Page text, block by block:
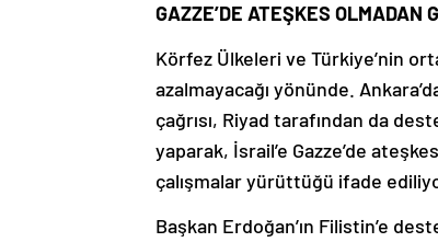
GAZZE’DE ATEŞKES OLMADAN
Körfez Ülkeleri ve Türkiye’nin
azalmayacağı yönünde.
çağrısı, Riyad tarafından da
yaparak, İsrail’e Gazze’de
çalışmalar yürüttüğü ifade
Başkan Erdoğan’ın Filistin’e